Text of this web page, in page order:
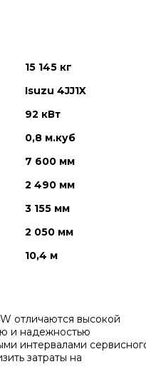
15 145 кг
Isuzu 4JJ1X
92 кВт
0,8 м.куб
7 600 мм
2 490 мм
3 155 мм
2 050 мм
10,4 м
отличаются высокой
и надежностью
интервалами
затраты на